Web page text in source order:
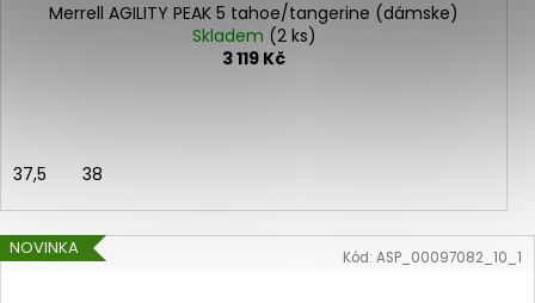
Merrell AGILITY PEAK 5 tahoe/tangerine (dámske)
Skladem (2 ks)
3 119 Kč
37,5 38
NOVINKA Kód: ASP_00097082_10_1